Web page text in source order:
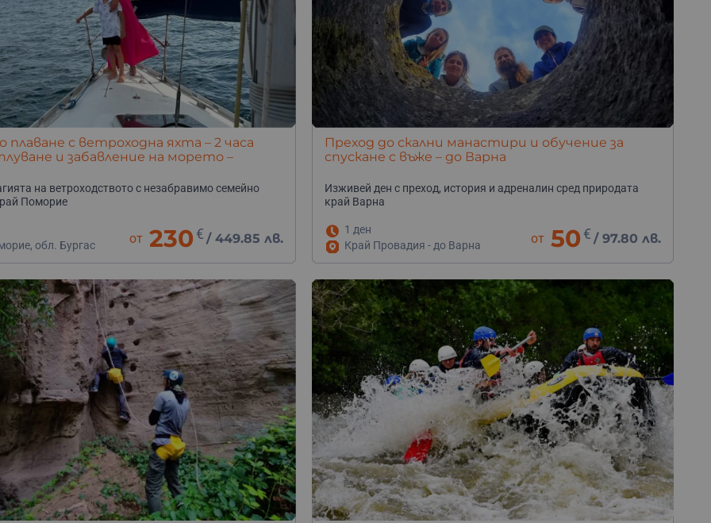
плаване с ветроходна яхта – 2 часа
и забавление на морето –
на ветроходството с незабравимо семейно
Поморие
обл. Бургас
от 230 € /449.85 лв.
Преход до скални манастири и обучение за
спускане с въже – до Варна
Изживей ден с преход, история и адреналин сред природата
край Варна
1 ден
Край Провадия - до Варна
от 50 € /97.80 лв.